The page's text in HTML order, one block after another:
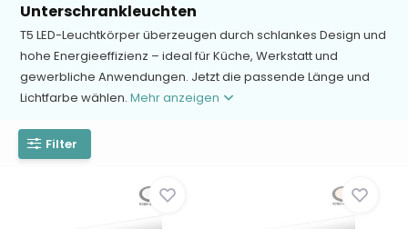
Unterschrankleuchten
T5 LED-Leuchtkörper überzeugen durch schlankes Design und
hohe Energieeffizienz – ideal für Küche, Werkstatt und
gewerbliche Anwendungen. Jetzt die passende Länge und
Lichtfarbe wählen.Mehr anzeigen
Filter